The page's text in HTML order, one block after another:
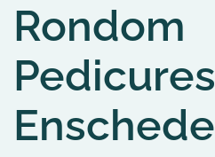
Rondom
Pedicures
Enschede